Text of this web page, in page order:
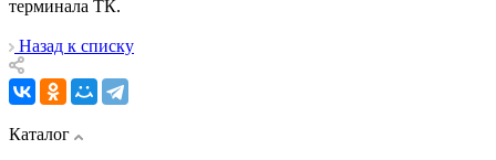
терминала ТК.
Назад к списку
Каталог